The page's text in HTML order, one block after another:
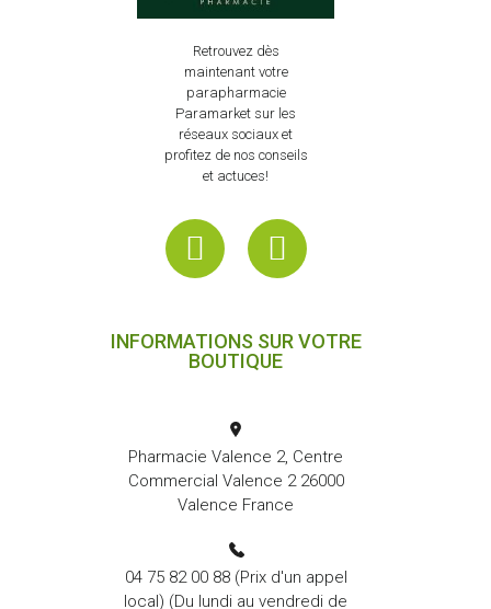
Retrouvez dès
maintenant votre
parapharmacie
Paramarket sur les
réseaux sociaux et
profitez de nos conseils
et actuces!
INFORMATIONS SUR VOTRE
BOUTIQUE
Pharmacie Valence 2, Centre
Commercial Valence 2 26000
Valence France
04 75 82 00 88(Prix d'un appel
local) (Du lundi au vendredi de